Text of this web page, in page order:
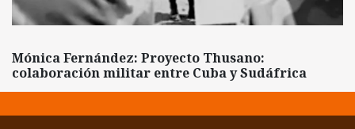
Mónica Fernández: Proyecto Thusano:
colaboración militar entre Cuba y Sudáfrica